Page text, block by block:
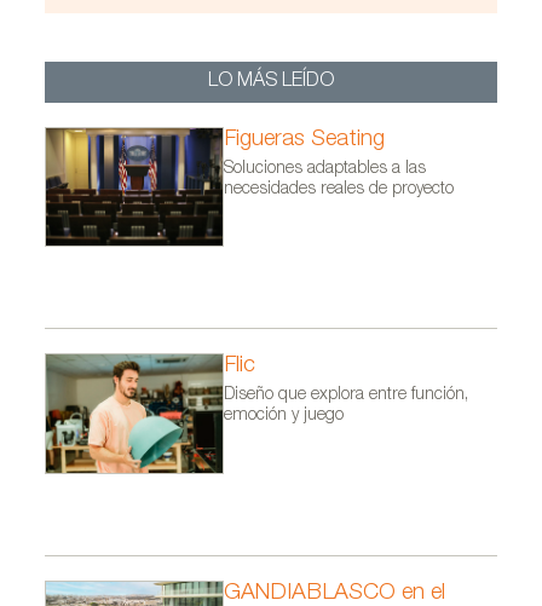
LO MÁS LEÍDO
Figueras Seating
Soluciones adaptables a las
necesidades reales de proyecto
Flic
Diseño que explora entre función,
emoción y juego
GANDIABLASCO en el